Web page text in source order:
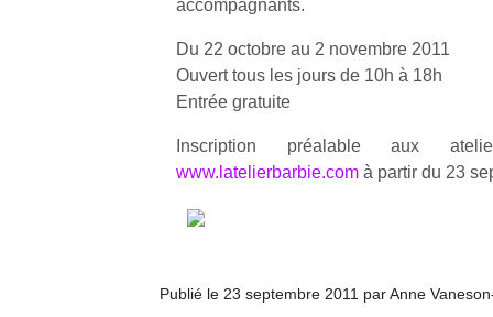
accompagnants.
Du 22 octobre au 2 novembre 2011
Ouvert tous les jours de 10h à 18h
Entrée gratuite
Inscription préalable aux
www.latelierbarbie.com à partir du 23
Publié le 23 septembre 2011 par Anne
nouvelle
trottinette
mécanique
enfants
souvent
occupations
Des
pour les
grands et
les petits !
Durant les
vacances
estivales
l’occasion
confinements
couvre-
feux à des
de